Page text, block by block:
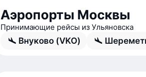
Аэропорты Москвы
Принимающие рейсы из Ульяновска
Внуково (VKO)